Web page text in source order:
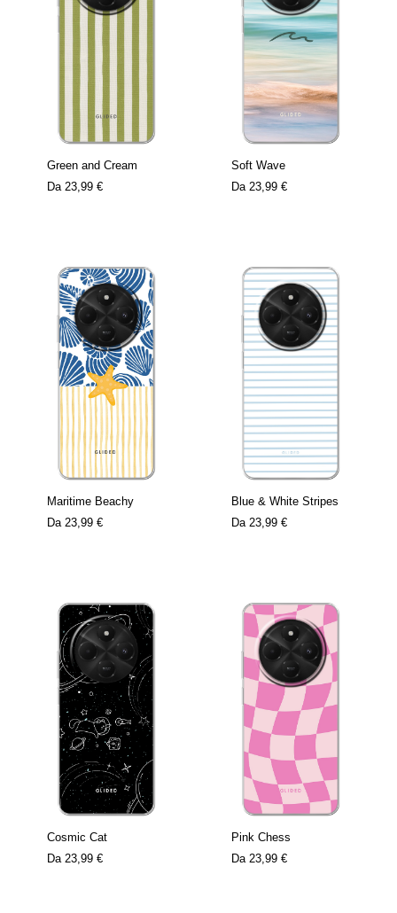
Green and Cream
Da 23,99 €
Soft Wave
Da 23,99 €
Maritime Beachy
Da 23,99 €
Blue & White Stripes
Da 23,99 €
Cosmic Cat
Da 23,99 €
Pink Chess
Da 23,99 €